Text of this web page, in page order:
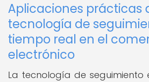
Aplicaciones prácticas
tecnología de
tiempo real en el
electrónico
La tecnología de seguimiento